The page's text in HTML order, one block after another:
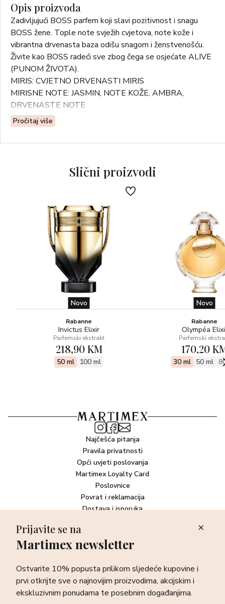
Opis proizvoda
Zadivljujući BOSS parfem koji slavi pozitivnost i snagu
BOSS žene. Tople note svježih cvjetova, note kože i
vibrantna drvenasta baza odišu snagom i ženstvenošću.
Živite kao BOSS radeći sve zbog čega se osjećate ALIVE
(PUNOM ŽIVOTA).
MIRIS: CVJETNO DRVENASTI MIRIS
MIRISNE NOTE: JASMIN, NOTE KOŽE, AMBRA,
DRVENASTE NOTE
Pročitaj više
Slični proizvodi
Novo
Rabanne
Invictus Elixir
Parfemski ekstrakt
218,90 KM
50 ml 100 ml
Novo
Rabanne
Olympéa
Parfemski
170,20
30 ml 50 ml
Najčešća pitanja
Pravila privatnosti
Opći uvjeti poslovanja
Martimex Loyalty Card
Poslovnice
Povrat i reklamacija
Dostava i isporuka
Newsletter
sve o najnovijim proizvodima, akcijskim i ekskluzivnim
ponudama te posebnim događanjima.
Prijava
Prijavite se na
Martimex newsletter
Ostvarite 10% popusta prilikom sljedeće kupovine i
prvi otkrijte sve o najnovijim proizvodima, akcijskim i
ekskluzivnim ponudama te posebnim događanjima.